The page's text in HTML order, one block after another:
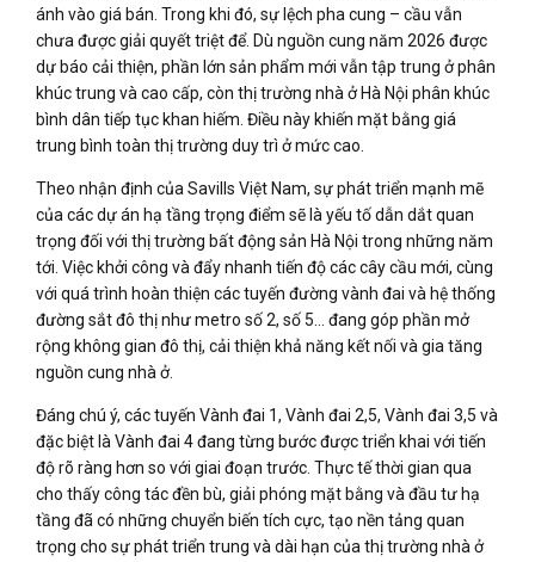
ánh vào giá bán. Trong khi đó, sự lệch pha cung – cầu vẫn
chưa được giải quyết triệt để. Dù nguồn cung năm 2026 được
dự báo cải thiện, phần lớn sản phẩm mới vẫn tập trung ở phân
khúc trung và cao cấp, còn thị trường nhà ở Hà Nội phân khúc
bình dân tiếp tục khan hiếm. Điều này khiến mặt bằng giá
trung bình toàn thị trường duy trì ở mức cao.
Theo nhận định của Savills Việt Nam, sự phát triển mạnh mẽ
của các dự án hạ tầng trọng điểm sẽ là yếu tố dẫn dắt quan
trọng đối với thị trường bất động sản Hà Nội trong những năm
tới. Việc khởi công và đẩy nhanh tiến độ các cây cầu mới, cùng
với quá trình hoàn thiện các tuyến đường vành đai và hệ thống
đường sắt đô thị như metro số 2, số 5… đang góp phần mở
rộng không gian đô thị, cải thiện khả năng kết nối và gia tăng
nguồn cung nhà ở.
Đáng chú ý, các tuyến Vành đai 1, Vành đai 2,5, Vành đai 3,5 và
đặc biệt là Vành đai 4 đang từng bước được triển khai với tiến
độ rõ ràng hơn so với giai đoạn trước. Thực tế thời gian qua
cho thấy công tác đền bù, giải phóng mặt bằng và đầu tư hạ
tầng đã có những chuyển biến tích cực, tạo nền tảng quan
trọng cho sự phát triển trung và dài hạn của thị trường nhà ở